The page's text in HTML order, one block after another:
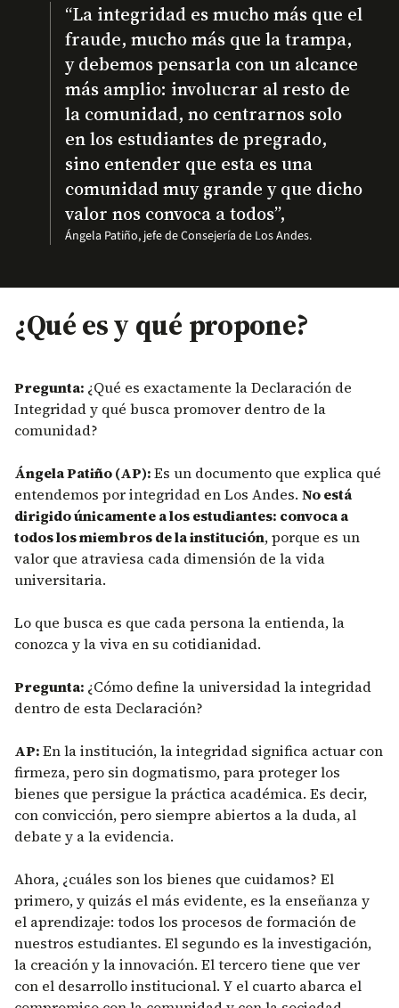
“La integridad es mucho más que el
fraude, mucho más que la trampa,
y debemos pensarla con un alcance
más amplio: involucrar al resto de
la comunidad, no centrarnos solo
en los estudiantes de pregrado,
sino entender que esta es una
comunidad muy grande y que dicho
valor nos convoca a todos”,
Ángela Patiño, jefe de Consejería de Los Andes.
¿Qué es y qué propone?
Pregunta: ¿Qué es exactamente la Declaración de
Integridad y qué busca promover dentro de la
comunidad?
Ángela Patiño (AP):Es un documento que explica qué
entendemos por integridad en Los Andes. No está
dirigido únicamente a los estudiantes: convoca a
todos los miembros de la institución, porque es un
valor que atraviesa cada dimensión de la vida
universitaria.
Lo que busca es que cada persona la entienda, la
conozca y la viva en su cotidianidad.
Pregunta: ¿Cómo define la universidad la integridad
dentro de esta Declaración?
AP:En la institución, la integridad significa actuar con
firmeza, pero sin dogmatismo, para proteger los
bienes que persigue la práctica académica. Es decir,
con convicción, pero siempre abiertos a la duda, al
debate y a la evidencia.
Ahora, ¿cuáles son los bienes que cuidamos? El
primero, y quizás el más evidente, es la enseñanza y
el aprendizaje: todos los procesos de formación de
nuestros estudiantes. El segundo es la investigación,
la creación y la innovación. El tercero tiene que ver
con el desarrollo institucional. Y el cuarto abarca el